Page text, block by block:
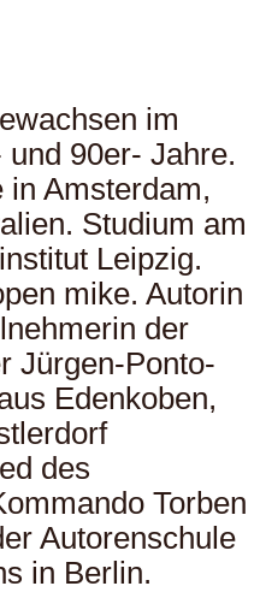
im
90er- Jahre.
in Amsterdam,
Studium am
Leipzig.
mike. Autorin
der
Jürgen-Ponto-
Edenkoben,
des
Torben
Autorenschule
in Berlin.